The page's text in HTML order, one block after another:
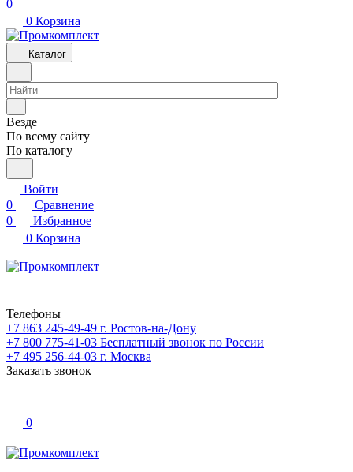
0
0 Корзина
Каталог
Везде
По всему сайту
По каталогу
Войти
0
Сравнение
0
Избранное
0 Корзина
Телефоны
+7 863 245-49-49 г. Ростов-на-Дону
+7 800 775-41-03 Бесплатный звонок по России
+7 495 256-44-03 г. Москва
Заказать звонок
0